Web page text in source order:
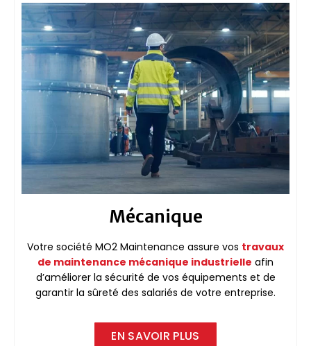
Mécanique
Votre société MO2 Maintenance assure vos travaux
de maintenance mécanique industrielle afin
d’améliorer la sécurité de vos équipements et de
garantir la sûreté des salariés de votre entreprise.
EN SAVOIR PLUS